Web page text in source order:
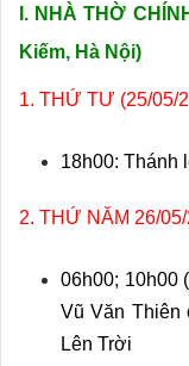
I. NHÀ THỜ
Kiếm, Hà Nội)
1. THỨ TƯ (25/05/
18h00: Thánh
2. THỨ NĂM 26/
06h00; 10h00
Vũ Văn Thiên
Lên Trời